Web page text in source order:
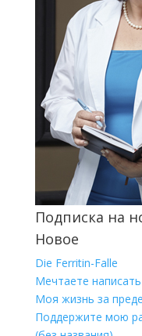
Подписка на
Новое
Die Ferritin-Falle
Мечтаете
Моя жизнь за
Поддержите мою